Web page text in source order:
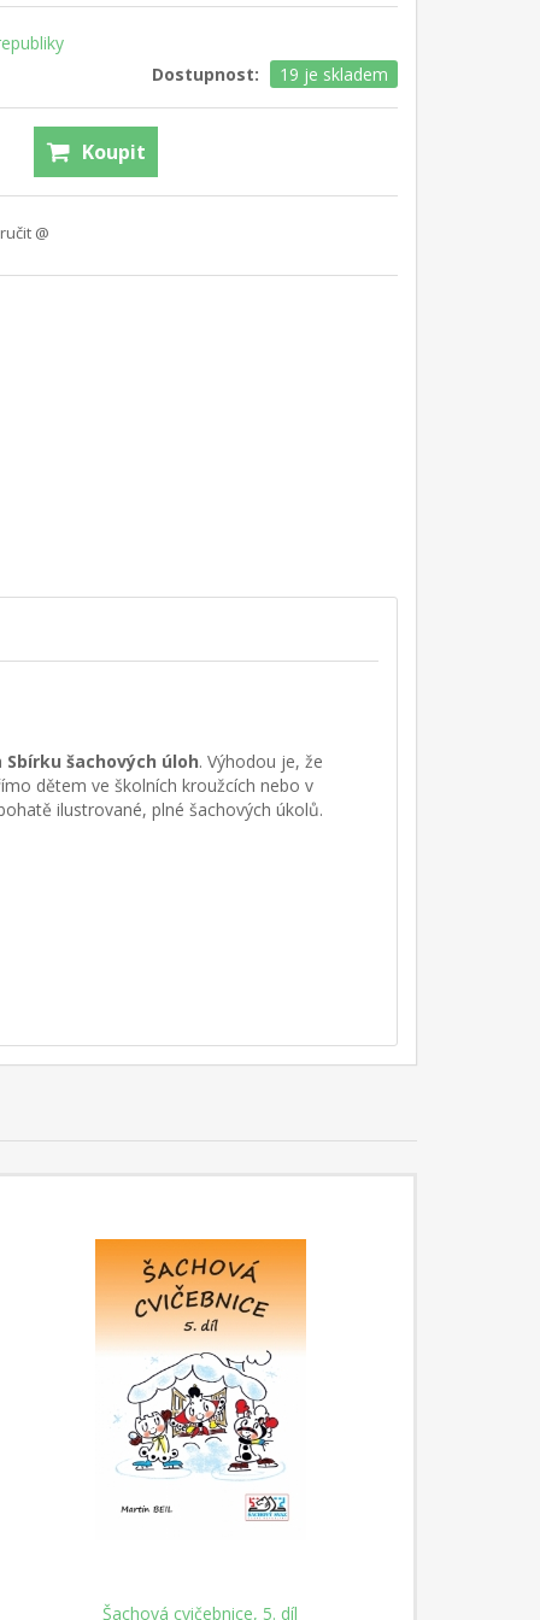
Dostupnost:
19 je skladem
Koupit
@
Sbírku šachových úloh. Výhodou je, že
dětem ve školních kroužcích nebo v
ilustrované, plné šachových úkolů.
Šachová cvičebnice, 5. díl